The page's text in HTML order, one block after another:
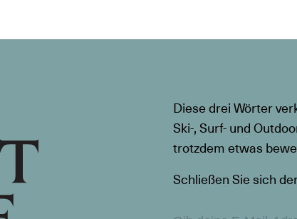
Diese drei Wörter
Ski-, Surf- und
trotzdem etwas
Schließen Sie sich